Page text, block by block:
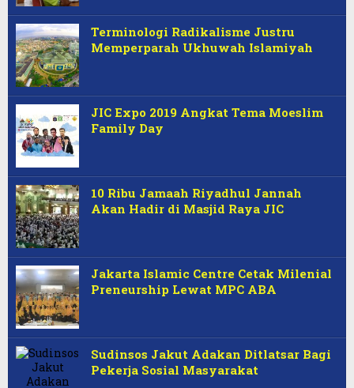
Terminologi Radikalisme Justru
Memperparah Ukhuwah Islamiyah
JIC Expo 2019 Angkat Tema Moeslim
Family Day
10 Ribu Jamaah Riyadhul Jannah
Akan Hadir di Masjid Raya JIC
Jakarta Islamic Centre Cetak Milenial
Preneurship Lewat MPC ABA
Sudinsos Jakut Adakan Ditlatsar Bagi
Pekerja Sosial Masyarakat